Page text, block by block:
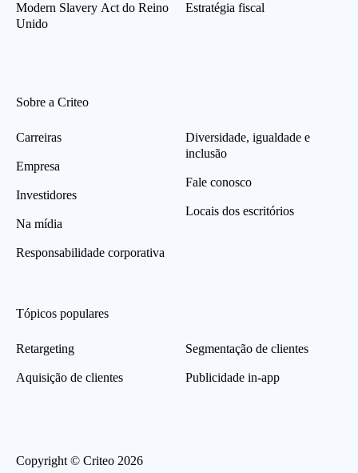
Modern Slavery Act do Reino
Unido
Estratégia fiscal
Sobre a Criteo
Carreiras
Empresa
Investidores
Na mídia
Responsabilidade corporativa
Diversidade, igualdade e
inclusão
Fale conosco
Locais dos escritórios
Tópicos populares
Retargeting
Aquisição de clientes
Segmentação de clientes
Publicidade in-app
Copyright © Criteo 2026